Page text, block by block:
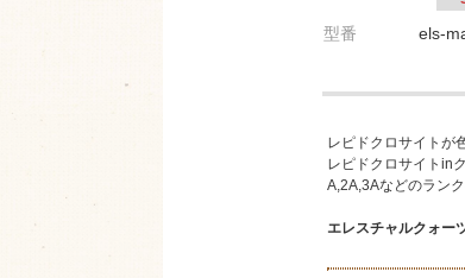
型番 els-
レピドクロサイトが
レピドクロサイトin
A,2A,3Aなどのラン
エレスチャルクォー